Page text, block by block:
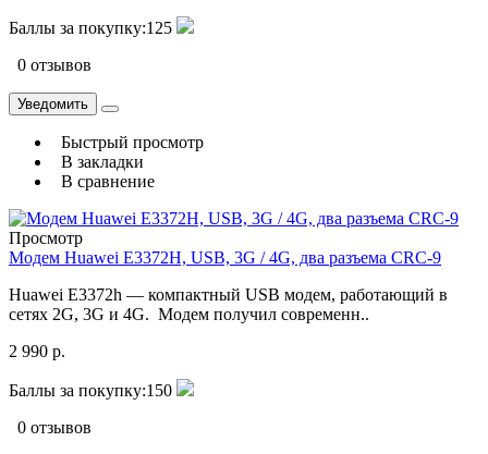
Баллы за покупку:125
0 отзывов
Уведомить
Быстрый просмотр
В закладки
В сравнение
Просмотр
Модем Huawei E3372H, USB, 3G / 4G, два разъема CRС-9
Huawei E3372h — компактный USB модем, работающий в
сетях 2G, 3G и 4G. Модем получил современн..
2 990 р.
Баллы за покупку:150
0 отзывов